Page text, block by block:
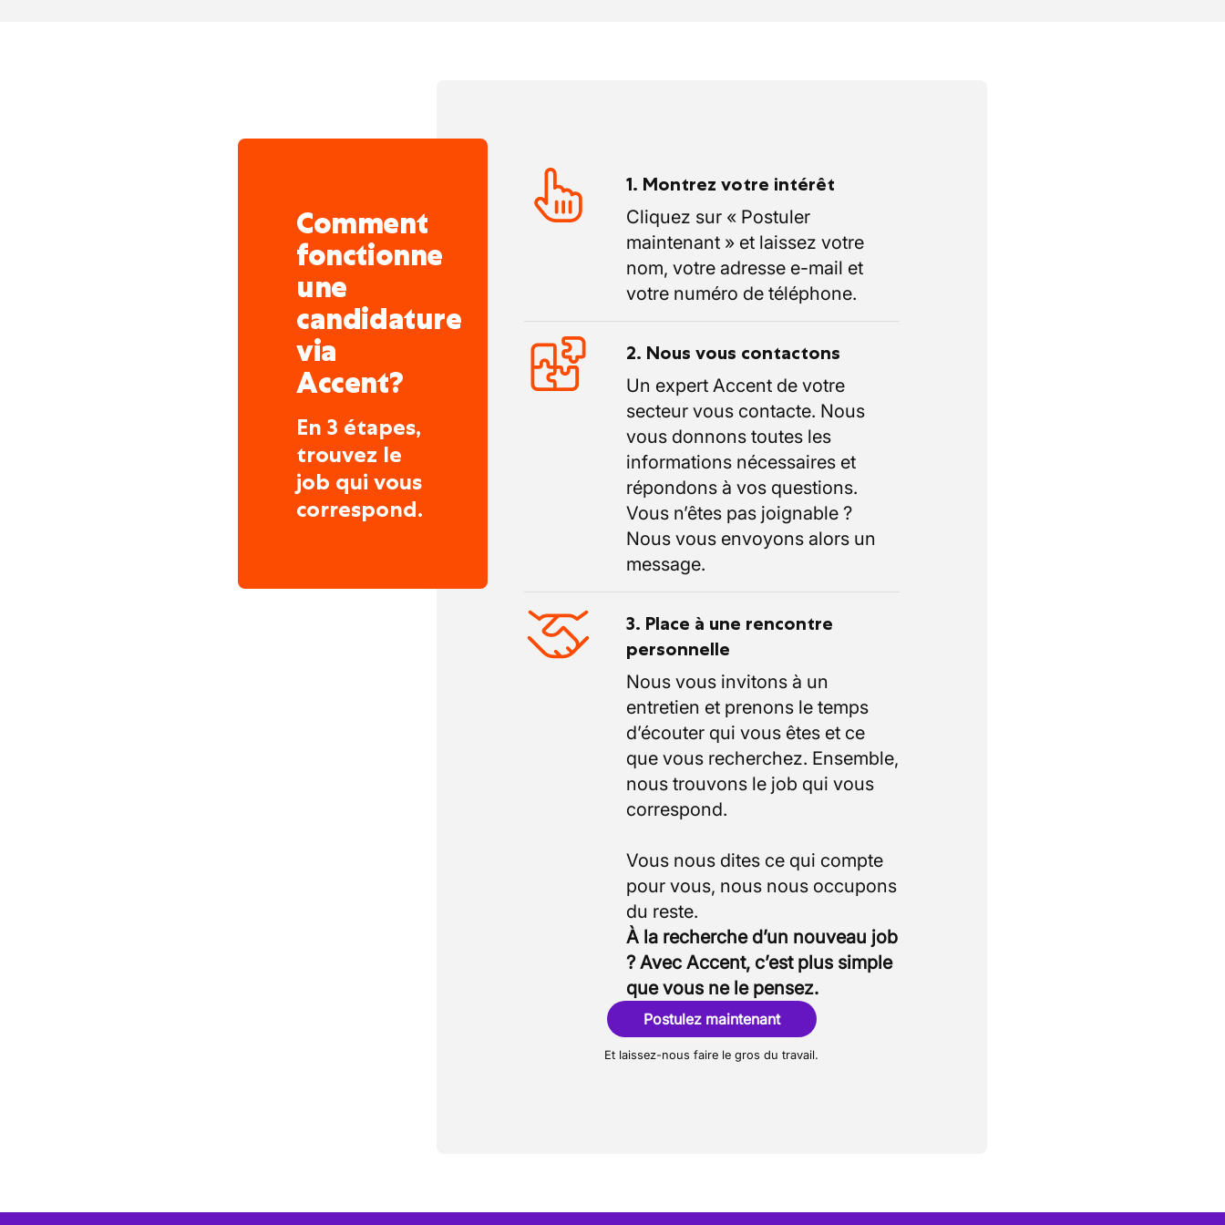
• Servir de point de contact opérationnel avec les équipes
• Gérer les demandes liées au suivi des commandes et des clients
• Identifier les points de blocage et proposer des améliorations
des processus.
Comment
fonctionne
une
candidature
via
Accent?
En 3 étapes,
trouvez le
job qui vous
correspond.
1. Montrez votre intérêt
Cliquez sur « Postuler
maintenant » et laissez votre
nom, votre adresse e-mail et
votre numéro de téléphone.
2. Nous vous contactons
Un expert Accent de votre
secteur vous contacte. Nous
vous donnons toutes les
informations nécessaires et
répondons à vos questions.
Vous n’êtes pas joignable ?
Nous vous envoyons alors un
message.
3. Place à une rencontre
personnelle
Nous vous invitons à un
entretien et prenons le temps
d’écouter qui vous êtes et ce
que vous recherchez. Ensemble,
nous trouvons le job qui vous
correspond.
Vous nous dites ce qui compte
pour vous, nous nous occupons
À la recherche d’un nouveau job
? Avec Accent, c’est plus simple
que vous ne le pensez.
Postulez maintenant
Et laissez-nous faire le gros du travail.